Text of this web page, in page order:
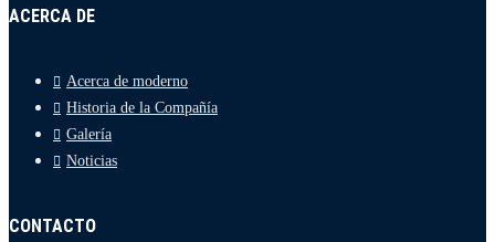
ACERCA DE
Acerca de moderno
Historia de la Compañía
Galería
Noticias
CONTACTO